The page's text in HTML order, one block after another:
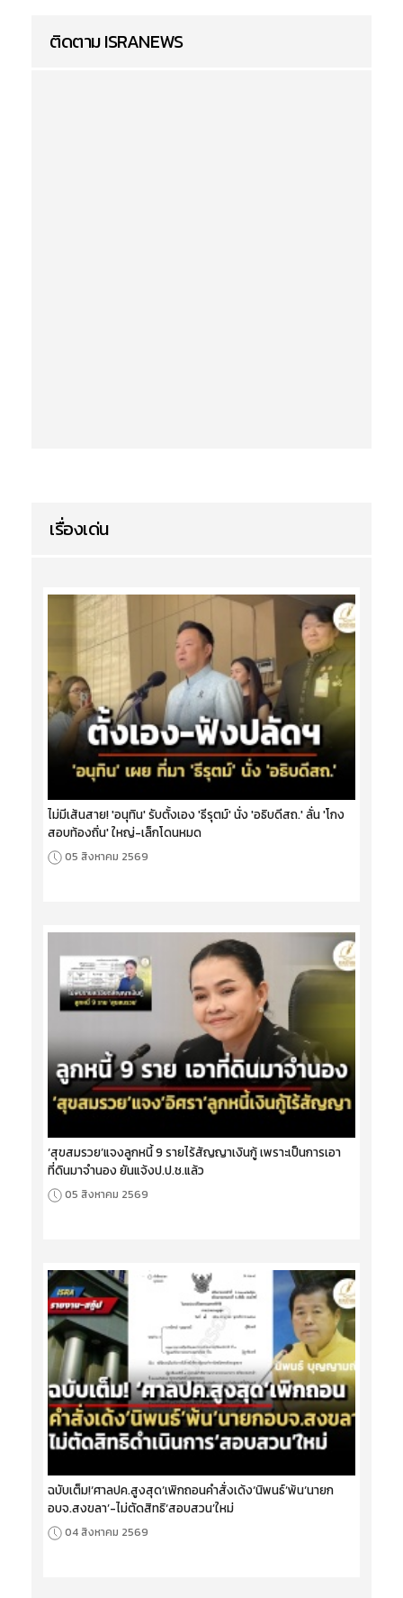
ติดตาม ISRANEWS
เรื่องเด่น
ไม่มีเส้นสาย! 'อนุทิน' รับตั้งเอง 'ธีรุตม์' นั่ง 'อธิบดีสถ.' ลั่น 'โกง
สอบท้องถิ่น' ใหญ่-เล็กโดนหมด
05 สิงหาคม 2569
‘สุขสมรวย’แจงลูกหนี้ 9 รายไร้สัญญาเงินกู้ เพราะเป็นการเอา
ที่ดินมาจำนอง ยันแจ้งป.ป.ช.แล้ว
05 สิงหาคม 2569
ฉบับเต็ม!‘ศาลปค.สูงสุด’เพิกถอนคำสั่งเด้ง‘นิพนธ์’พ้น‘นายก
อบจ.สงขลา’-ไม่ตัดสิทธิ‘สอบสวน’ใหม่
04 สิงหาคม 2569